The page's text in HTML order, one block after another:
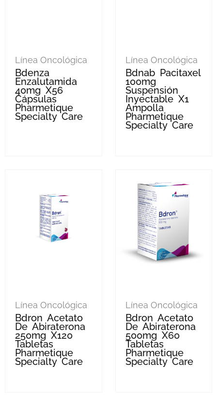
Línea Oncológica
Bdenza
Enzalutamida
40mg X56
Cápsulas
Pharmetique
Specialty Care
Línea Oncológica
Bdnab Pacitaxel
100mg
Suspensión
Inyectable X1
Ampolla
Pharmetique
Specialty Care
Línea Oncológica
Bdron Acetato
De Abiraterona
250mg X120
Tabletas
Pharmetique
Specialty Care
Línea Oncológica
Bdron Acetato
De Abiraterona
500mg X60
Tabletas
Pharmetique
Specialty Care